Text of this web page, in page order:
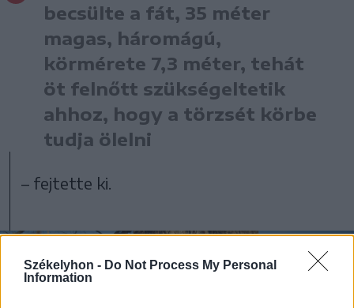
Székelyhon - Do Not Process My Personal
Information
becsülte a fát, 35 méter
magas, háromágú,
körmérete 7,3 méter, tehát
öt felnőtt szükségeltetik
ahhoz, hogy a törzsét körbe
tudja ölelni
– fejtette ki.